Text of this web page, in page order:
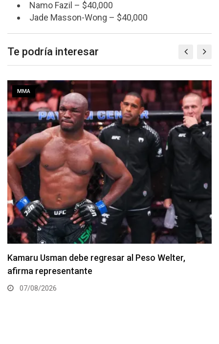
Namo Fazil – $40,000
Jade Masson-Wong – $40,000
Te podría interesar
MMA
Resultados de los pesajes del UFC Vegas 120:
Gamrot hace peso para pelea con Salkilld
07/08/2026